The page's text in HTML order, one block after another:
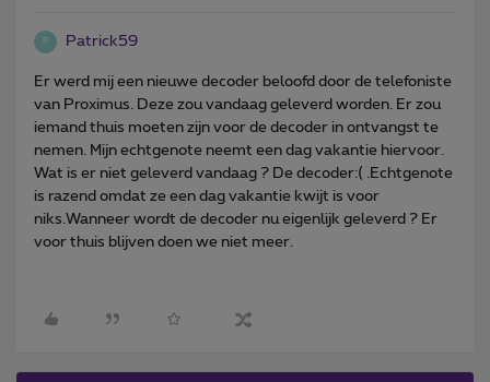
P Patrick59
Er werd mij een nieuwe decoder beloofd door de telefoniste
van Proximus. Deze zou vandaag geleverd worden. Er zou
iemand thuis moeten zijn voor de decoder in ontvangst te
nemen. Mijn echtgenote neemt een dag vakantie hiervoor.
Wat is er niet geleverd vandaag ? De decoder:( .Echtgenote
is razend omdat ze een dag vakantie kwijt is voor
niks.Wanneer wordt de decoder nu eigenlijk geleverd ? Er
voor thuis blijven doen we niet meer.